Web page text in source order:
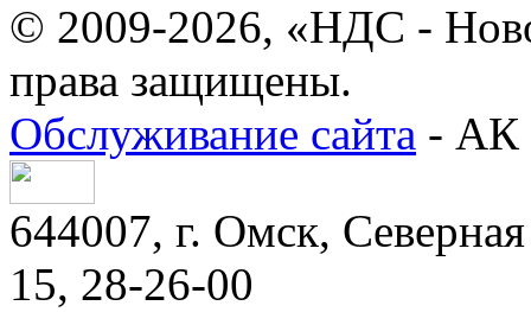
© 2009-2026, «НДС -
права защищены.
Обслуживание сайта - АК
644007, г. Омск,
15, 28-26-00